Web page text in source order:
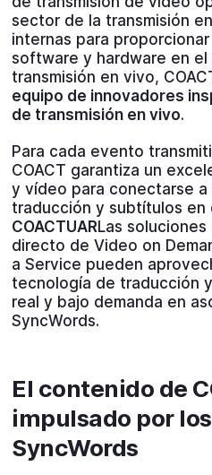
sector de la transmisión
internas para
software y hardware en
transmisión en vivo,
equipo de innovadores
de transmisión en vivo.
Para cada evento
COACT garantiza un
y vídeo para conectarse
traducción y subtítulos en
COACTUARLas
directo de Video on
a Service pueden
tecnología de traducción
real y bajo demanda en
SyncWords.
El contenido de
impulsado por
SyncWords